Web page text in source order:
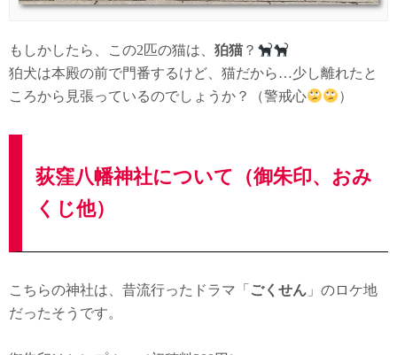
もしかしたら、この2匹の猫は、 狛猫？
狛犬は本殿の前で門番するけど、猫だから…少し離れたと
ころから見張っているのでしょうか？（警戒心
）
荻窪八幡神社について（御朱印、おみ
くじ他）
こちらの神社は、昔流行ったドラマ「 ごくせん 」のロケ地
だったそうです。